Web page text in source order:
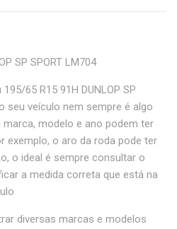
SP SPORT LM704
65 R15 91H DUNLOP SP
seu veículo nem sempre é algo
modelo e ano podem ter
exemplo, o aro da roda pode ter
o ideal é sempre consultar o
a medida correta que está na
diversas marcas e modelos